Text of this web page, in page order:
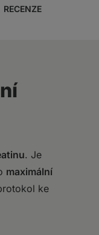
RECENZE
. Je
maximální
ke